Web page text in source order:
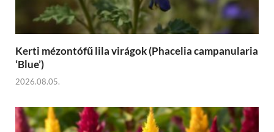
Kerti mézontófű lila virágok (Phacelia campanularia
‘Blue’)
2026.08.05.